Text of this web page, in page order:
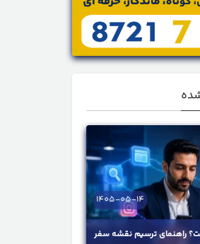
راهنمای ترسیم نقشه سفر
1405-05-14